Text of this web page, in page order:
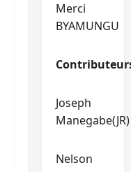
Merci
BYAMUNGU
Joseph
Manegabe(JR)
Nelson